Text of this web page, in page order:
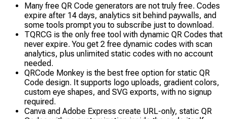
Many free QR Code generators are not truly free. Codes
expire after 14 days, analytics sit behind paywalls, and
some tools prompt you to subscribe just to download.
TQRCG is the only free tool with dynamic QR Codes that
never expire. You get 2 free dynamic codes with scan
analytics, plus unlimited static codes with no account
needed.
QRCode Monkey is the best free option for static QR
Code design. It supports logo uploads, gradient colors,
custom eye shapes, and SVG exports, with no signup
required.
Canva and Adobe Express create URL-only, static QR